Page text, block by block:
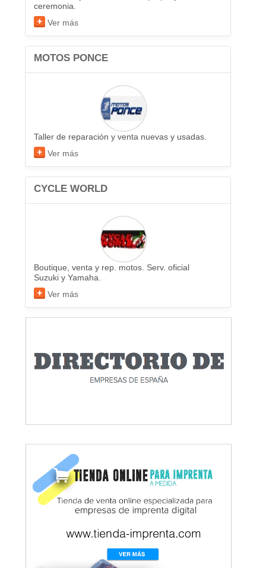
ceremonia.
Ver más
MOTOS PONCE
Taller de reparación y venta nuevas y usadas.
Ver más
CYCLE WORLD
Boutique, venta y rep. motos. Serv. oficial
Suzuki y Yamaha.
Ver más